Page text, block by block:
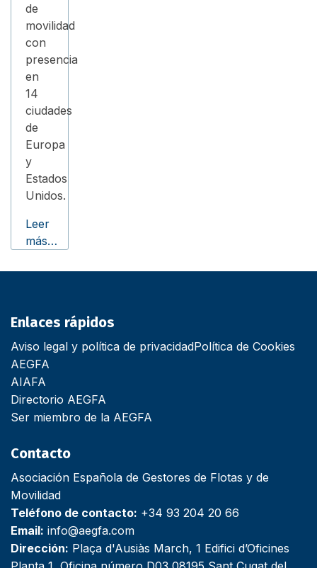
de
movilidad
con
presencia
en
14
ciudades
de
Europa
y
Estados
Unidos.
Leer
más…
Enlaces rápidos
Aviso legal y política de privacidadPolítica de Cookies
AEGFA
AIAFA
Directorio AEGFA
Ser miembro de la AEGFA
Contacto
Asociación Española de Gestores de Flotas y de
Movilidad
Teléfono de contacto: +34 93 204 20 66
Email: info@aegfa.com
Dirección: Plaça d'Ausiàs March, 1 Edifici d’Oficines